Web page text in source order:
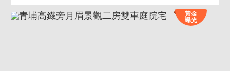
黃金
曝光